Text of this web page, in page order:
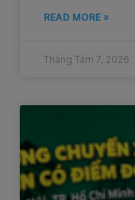
READ MORE »
Tháng Tám 7, 2026